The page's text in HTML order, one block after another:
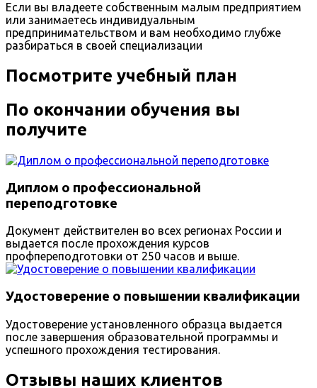
Если вы владеете собственным малым предприятием
или занимаетесь индивидуальным
предпринимательством и вам необходимо глубже
разбираться в своей специализации
Посмотрите учебный план
По окончании обучения вы
получите
Диплом о профессиональной
переподготовке
Документ действителен во всех регионах России и
выдается после прохождения курсов
профпереподготовки от 250 часов и выше.
Удостоверение о повышении квалификации
Удостоверение установленного образца выдается
после завершения образовательной программы и
успешного прохождения тестирования.
Отзывы наших клиентов